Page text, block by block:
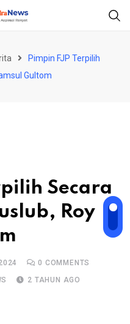
Pimpin FJP Terpilih
Gultom
Secara
Roy
0 COMMENTS
2 TAHUN AGO